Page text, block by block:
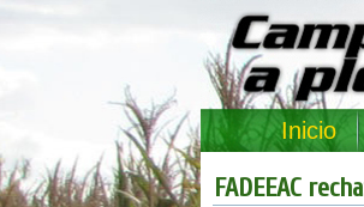
Inicio
FADEEAC